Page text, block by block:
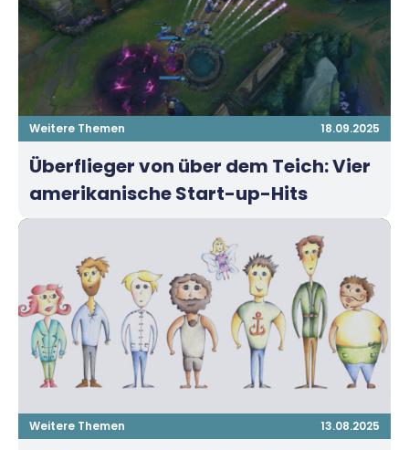
18.09.2025
Weitere Themen
Überflieger von über dem Teich: Vier
amerikanische Start-up-Hits
13.08.2025
Weitere Themen